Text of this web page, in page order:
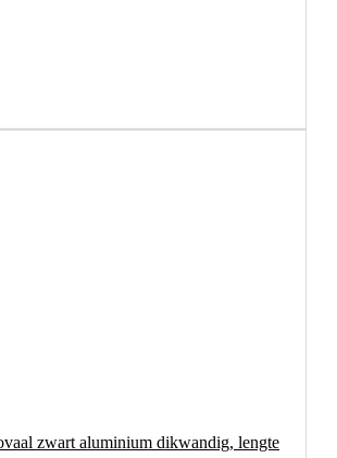
zwart aluminium dikwandig, lengte